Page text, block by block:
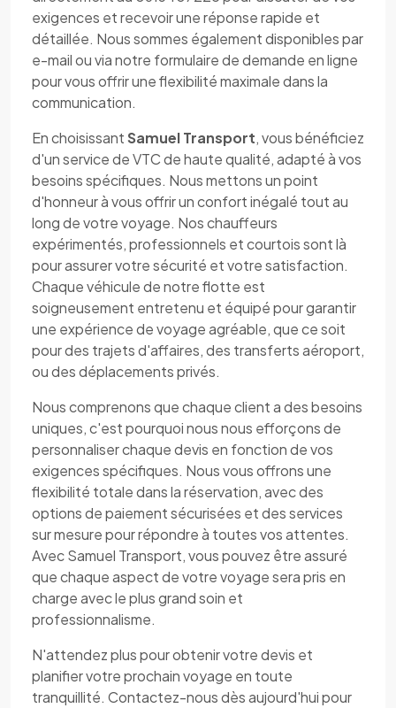
exigences et recevoir une réponse rapide et
détaillée. Nous sommes également disponibles par
e-mail ou via notre formulaire de demande en ligne
pour vous offrir une flexibilité maximale dans la
communication.
En choisissantSamuel Transport, vous bénéficiez
d'un service de VTC de haute qualité, adapté à vos
besoins spécifiques. Nous mettons un point
d'honneur à vous offrir un confort inégalé tout au
long de votre voyage. Nos chauffeurs
expérimentés, professionnels et courtois sont là
pour assurer votre sécurité et votre satisfaction.
Chaque véhicule de notre flotte est
soigneusement entretenu et équipé pour garantir
une expérience de voyage agréable, que ce soit
pour des trajets d'affaires, des transferts aéroport,
ou des déplacements privés.
Nous comprenons que chaque client a des besoins
uniques, c'est pourquoi nous nous efforçons de
personnaliser chaque devis en fonction de vos
exigences spécifiques. Nous vous offrons une
flexibilité totale dans la réservation, avec des
options de paiement sécurisées et des services
sur mesure pour répondre à toutes vos attentes.
Avec Samuel Transport, vous pouvez être assuré
que chaque aspect de votre voyage sera pris en
charge avec le plus grand soin et
professionnalisme.
N'attendez plus pour obtenir votre devis et
planifier votre prochain voyage en toute
tranquillité. Contactez-nous dès aujourd'hui pour